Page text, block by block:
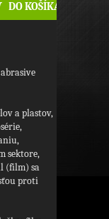
a plastov,
sektore,
(film) sa
proti